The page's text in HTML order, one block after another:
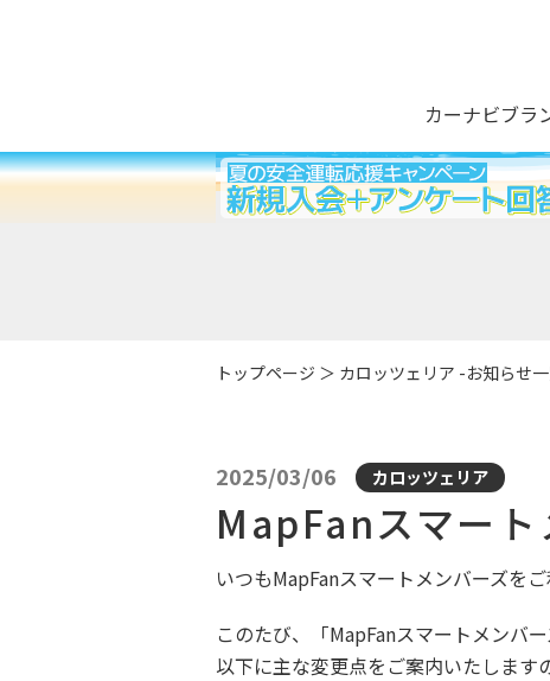
カーナビブラ
トップページ ＞ カロッツェリア -お知らせ
2025/03/06 カロッツェリア
MapFanスマート
いつもMapFanスマートメンバーズを
このたび、「MapFanスマートメンバ
以下に主な変更点をご案内いたします